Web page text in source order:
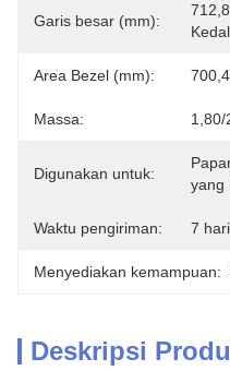
Garis besar (mm):
Area Bezel (mm):
Massa: 1,80/
Digunakan untuk:
yang
Waktu pengiriman: 7 hari
Menyediakan kemampuan:
Deskripsi